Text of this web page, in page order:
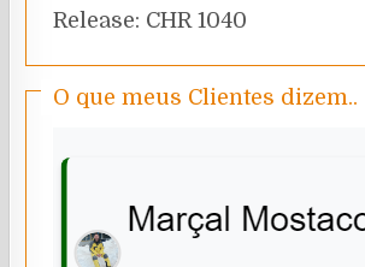
Release: CHR 1040
O que meus Clientes dizem..